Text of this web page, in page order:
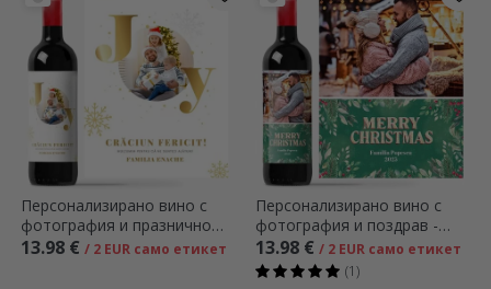
Персонализирано вино с
фотография и празнично
послание - Радост
13.98 € / 2 EUR само етикет
Персонализирано вино с
фотография и поздрав -
Весела Коледа
13.98 € / 2 EUR само етикет
(1)